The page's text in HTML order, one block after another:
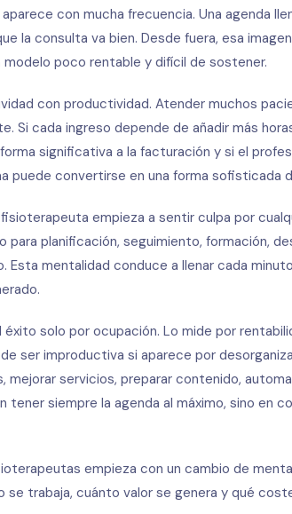
con mucha frecuencia. Una agenda
la consulta va bien. Desde fuera, esa
poco rentable y difícil de sostener.
con productividad. Atender muchos
Si cada ingreso depende de añadir más
significativa a la facturación y si el
puede convertirse en una forma sofisticada
empieza a sentir culpa por
planificación, seguimiento, formación,
Esta mentalidad conduce a llenar cada
solo por ocupación. Lo mide por
ser improductiva si aparece por
mejorar servicios, preparar contenido,
siempre la agenda al máximo, sino en
empieza con un cambio de
se trabaja, cuánto valor se genera y qué